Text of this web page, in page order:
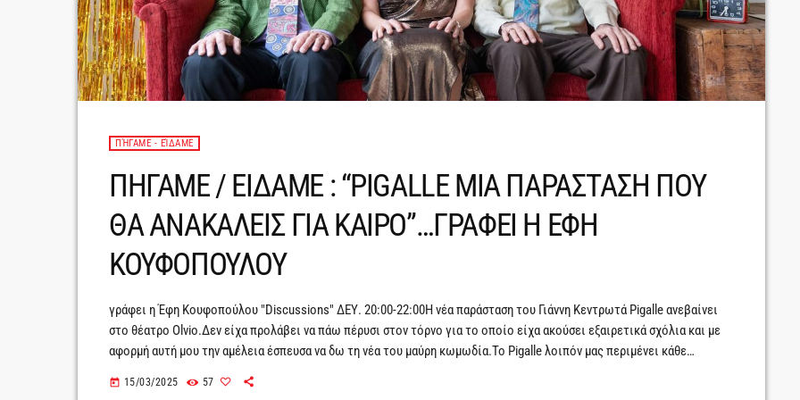
ΠΉΓΑΜΕ - ΕΊΔΑΜΕ
ΠΗΓΑΜΕ / ΕΙΔΑΜΕ : “PIGALLE ΜΙΑ ΠΑΡΑΣΤΑΣΗ ΠΟΥ
ΘΑ ΑΝΑΚΑΛΕΙΣ ΓΙΑ ΚΑΙΡΟ”…ΓΡΑΦΕΙ Η ΕΦΗ
ΚΟΥΦΟΠΟΥΛΟΥ
γράφει η Έφη Κουφοπούλου "Discussions" ΔΕΥ. 20:00-22:00Η νέα παράσταση του Γιάννη Κεντρωτά Pigalle ανεβαίνει
στο θέατρο Olvio.Δεν είχα προλάβει να πάω πέρυσι στον τόρνο για το οποίο είχα ακούσει εξαιρετικά σχόλια και με
αφορμή αυτή μου την αμέλεια έσπευσα να δω τη νέα του μαύρη κωμωδία.Το Pigalle λοιπόν μας περιμένει κάθε
Παλαιολόγου και Βασίλη […]
today 15/03/2025 57